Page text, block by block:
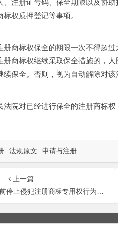
、注册证号码、保全期限以及协
权质押登记等事项。
商标权保全的期限一次不得超过
册商标权继续采取保全措施的，
续保全。否则，视为自动解除对该
院对已经进行保全的注册商标权
法规原文 申请与注册
上一篇
专用权行为和保全证据适用法律问题的解释(2002.1.9)